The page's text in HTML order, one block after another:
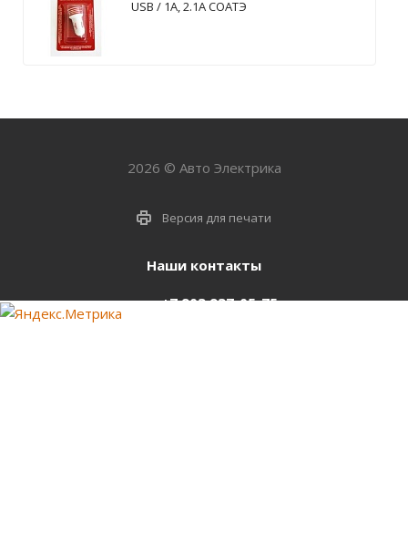
USB / 1А, 2.1А СОАТЭ
2026 © Авто Электрика
Версия для печати
Наши контакты
+7 903 937-05-75